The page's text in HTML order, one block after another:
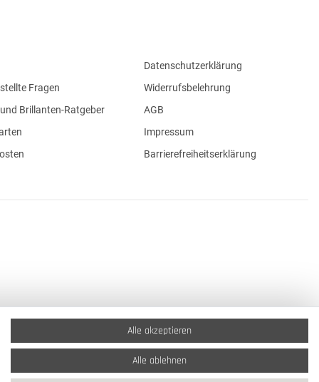
Fragen
Brillanten-Ratgeber
Datenschutzerklärung
Widerrufsbelehrung
AGB
Impressum
Barrierefreiheitserklärung
Alle akzeptieren
Alle ablehnen